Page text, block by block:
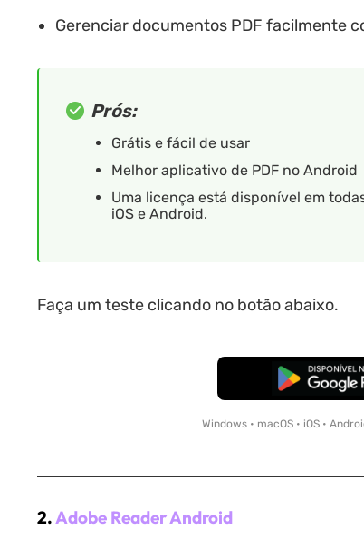
Gerenciar documentos PDF facilmente
Prós:
Grátis e fácil de usar
Melhor aplicativo de PDF no Android
Uma licença está disponível em
iOS e Android.
Faça um teste clicando no botão abaixo.
Baixar
Windows • macOS • iOS •
2.Adobe Reader Android